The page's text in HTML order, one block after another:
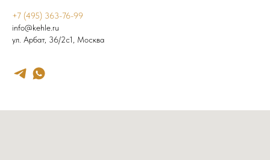
+7 (495) 363-76-99
info@kehle.ru
ул. Арбат, 36/2с1, Москва